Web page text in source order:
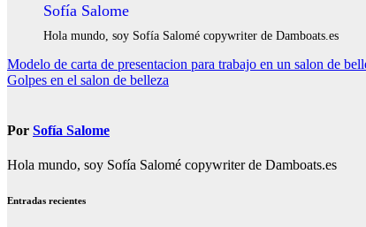
Sofía Salome
Hola mundo, soy Sofía Salomé copywriter de Damboats.es
Navegación
de
Modelo de carta de presentacion para trabajo en un salon de
Golpes en el salon de belleza
Por Sofía Salome
Hola mundo, soy Sofía Salomé copywriter de Damboats.es
Entradas recientes